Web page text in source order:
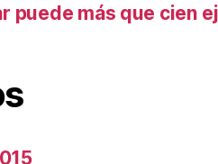
puede más que cien